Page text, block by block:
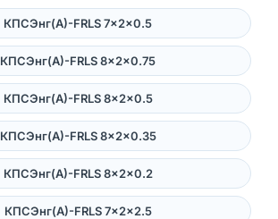
КПСЭнг(А)-FRLS 7×2×0.5
КПСЭнг(А)-FRLS 8×2×0.75
КПСЭнг(А)-FRLS 8×2×0.5
КПСЭнг(А)-FRLS 8×2×0.35
КПСЭнг(А)-FRLS 8×2×0.2
КПСЭнг(А)-FRLS 7×2×2.5